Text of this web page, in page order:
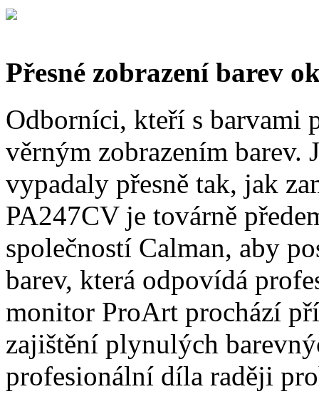
Přesné zobrazení barev
Odborníci, kteří s barvami
věrným zobrazením
vypadaly přesně tak, jak
PA247CV je továrně
společností Calman, aby
barev, která odpovídá
monitor ProArt prochází
zajištění plynulých
profesionální díla raději